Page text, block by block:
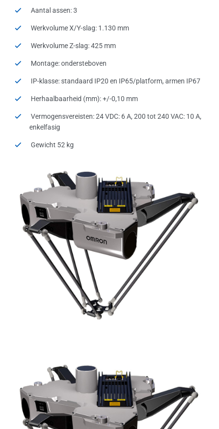
Aantal assen: 3
Werkvolume X/Y-slag: 1.130 mm
Werkvolume Z-slag: 425 mm
Montage: ondersteboven
IP-klasse: standaard IP20 en IP65/platform, armen IP67
Herhaalbaarheid (mm): +/-0,10 mm
Vermogensvereisten: 24 VDC: 6 A, 200 tot 240 VAC: 10 A,
enkelfasig
Gewicht 52 kg